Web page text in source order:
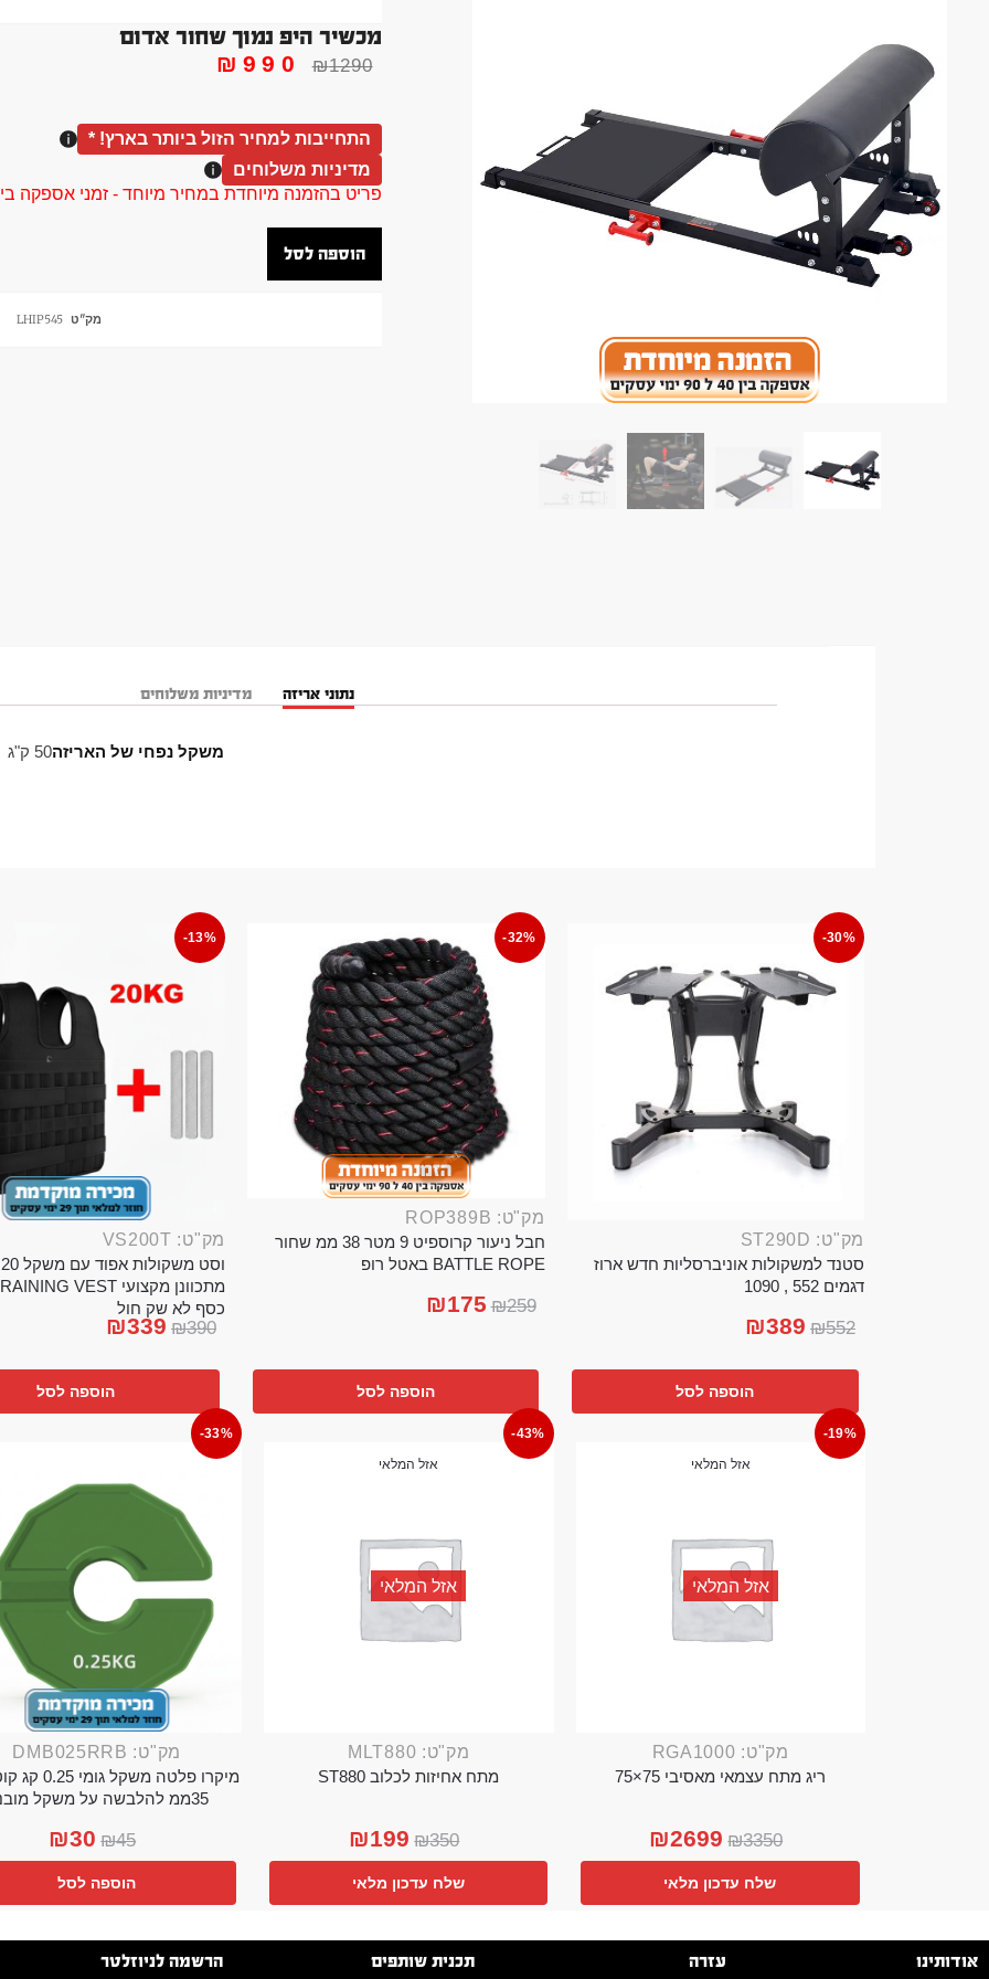
מכשיר היפ נמוך שחור אדום
₪1290
₪ 990
התחייבות למחיר הזול ביותר בארץ! *
מדיניות משלוחים
פריט בהזמנה מיוחדת במחיר מיוחד - זמני אספקה בין 40 ל 90 ימי עסקים צור קשר
הוספה לסל
מק"ט LHIP545
נתוני אריזה מדיניות משלוחים
משקל נפחי של האריזה50 ק"ג
-30%
מק"ט: ST290D
סטנד למשקולות אוניברסליות חדש ארוז
דגמים 552 , 1090
₪552
₪389
הוספה לסל
-32%
מק"ט: ROP389B
חבל ניעור קרוספיט 9 מטר 38 ממ שחור
BATTLE ROPE באטל רופ
₪259
₪175
הוספה לסל
-13%
מק"ט: VS200T
כסף לא שק חול
₪390
₪339
הוספה לסל
-19%
אזל המלאי
אזל המלאי
מק"ט: RGA1000
ריג מתח עצמאי מאסיבי 75×75
₪3350
₪2699
שלח עדכון מלאי
-43%
אזל המלאי
אזל המלאי
מק"ט: MLT880
מתח אחיזות לכלוב ST880
₪350
₪199
שלח עדכון מלאי
-33%
מק"ט: DMB025RRB
מיקרו פלטה
35ממ להלבשה על משקל מובנה
₪45
₪30
הוספה לסל
אודותינו עזרה תכנית שותפים הרשמה לניוזלטר